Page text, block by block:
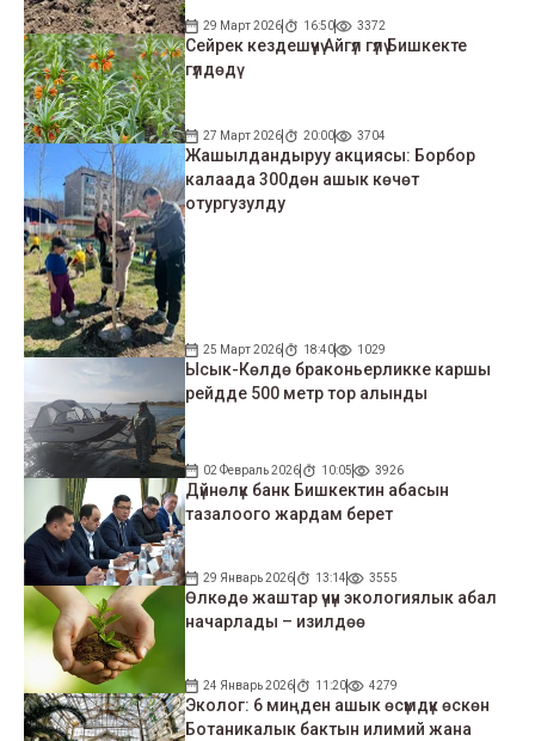
29 Март 2026 16:50 3372
Сейрек кездешүүчү Айгүл гүлү Бишкекте
гүлдөдү
27 Март 2026 20:00 3704
Жашылдандыруу акциясы: Борбор
калаада 300дөн ашык көчөт
отургузулду
25 Март 2026 18:40 1029
Ысык-Көлдө браконьерликке каршы
рейдде 500 метр тор алынды
02 Февраль 2026 10:05 3926
Дүйнөлүк банк Бишкектин абасын
тазалоого жардам берет
29 Январь 2026 13:14 3555
Өлкөдө жаштар үчүн экологиялык абал
начарлады – изилдөө
24 Январь 2026 11:20 4279
Эколог: 6 миңден ашык өсүмдүк өскөн
Ботаникалык бактын илимий жана